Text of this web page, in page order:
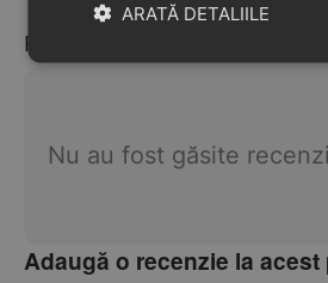
Recenzii
Nu au fost găsite
Adaugă o recenzie la
ARATĂ DETALIILE